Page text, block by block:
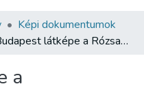
Képi dokumentumok
[Budapest látképe a Rózsadombról]
a